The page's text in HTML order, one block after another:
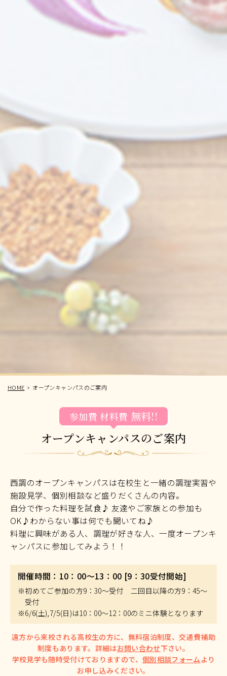
HOME オープンキャンパスのご案内
オープンキャンパスのご案内
参加費 材料費 無料!!
西調のオープンキャンパスは在校生と一緒の調理実習や
施設見学、個別相談など盛りだくさんの内容。
自分で作った料理を試食♪ 友達やご家族との参加も
OK♪わからない事は何でも聞いてね♪
料理に興味がある人、調理が好きな人、一度オープンキ
ャンパスに参加してみよう！！
開催時間：10：00～13：00 [9：30受付開始]
※初めてご参加の方9：30～受付 二回目以降の方9：45～
受付
※6/6(土),7/5(日)は10：00～12：00のミニ体験となります
遠方から来校される高校生の方に、無料宿泊制度、交通費補助
制度もあります。詳細はお問い合わせ下さい。
学校見学も随時受付けておりますので、 個別相談フォームより
お申し込みください。